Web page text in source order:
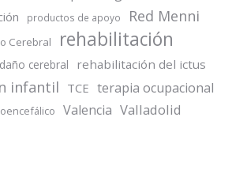
productos de apoyo Red Menni
Cerebral rehabilitación
cerebral rehabilitación del ictus
infantil TCE terapia ocupacional
Valencia Valladolid